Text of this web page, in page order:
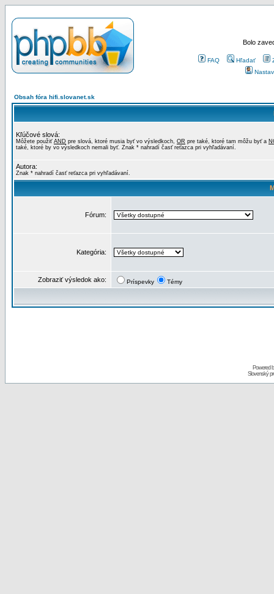
Bolo
FAQ Hľadať
Obsah fóra hifi.slovanet.sk
Kľúčové slová:
Môžete použiť AND pre slová, ktoré musia byť vo výsledkoch, OR pre také, ktoré tam môžu byť a
také, ktoré by vo výsledkoch nemali byť. Znak * nahradí časť reťazca pri vyhľadávaní.
Autora:
Znak * nahradí časť reťazca pri vyhľadávaní.
Fórum:
Kategória:
Zobraziť výsledok ako: Príspevky Témy
Powered
Slovenský